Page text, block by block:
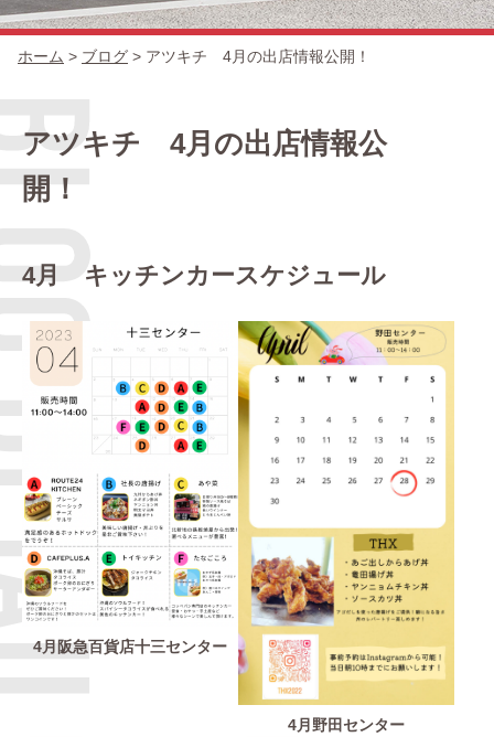
Q＆A
ブログ
ホーム > ブログ > アツキチ 4月の出店情報公開！
アツキチ 4月の出店情報公
開！
4月 キッチンカースケジュール
4月阪急百貨店十三センター
4月野田センター